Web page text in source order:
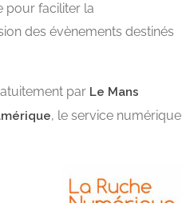
pour faciliter la
des évènements destinés
par Le Mans
, le service numérique